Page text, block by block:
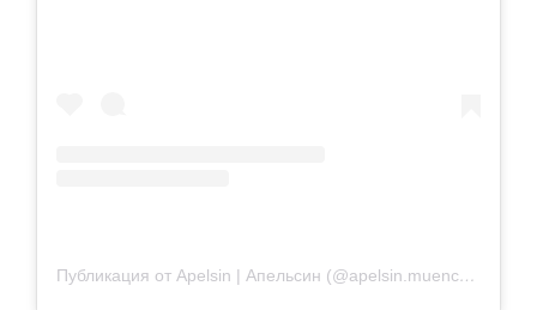
Публикация от Apelsin | Апельсин (@apelsin.muenchen)